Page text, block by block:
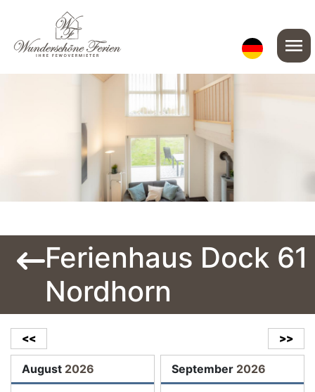
menu
Ferienhaus Dock 61
Nordhorn
>>
<<
August 2026 September 2026